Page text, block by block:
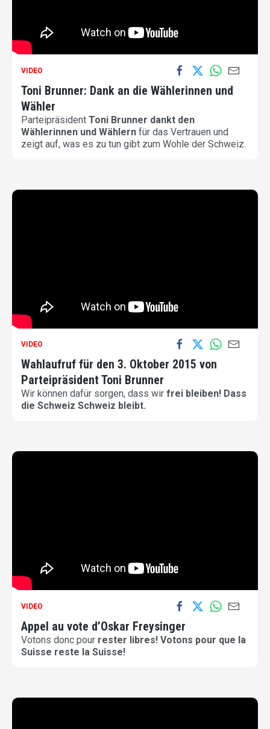
VIDEO
Toni Brunner: Dank an die Wählerinnen und
Wähler
Parteipräsident Toni Brunner dankt den
Wählerinnen und Wählern für das Vertrauen und
zeigt auf, was es zu tun gibt zum Wohle der Schweiz.
VIDEO
Wahlaufruf für den 3. Oktober 2015 von
Parteipräsident Toni Brunner
Wir können dafür sorgen, dass wir frei bleiben! Dass
die Schweiz Schweiz bleibt.
VIDEO
Appel au vote d’Oskar Freysinger
Votons donc pour rester libres! Votons pour que la
Suisse reste la Suisse!